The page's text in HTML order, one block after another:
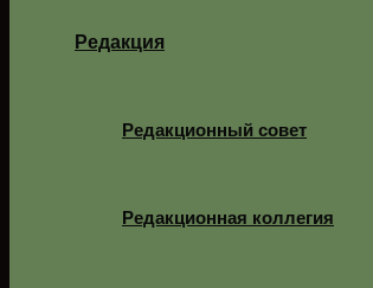
Редакция
Редакционный совет
Редакционная коллегия